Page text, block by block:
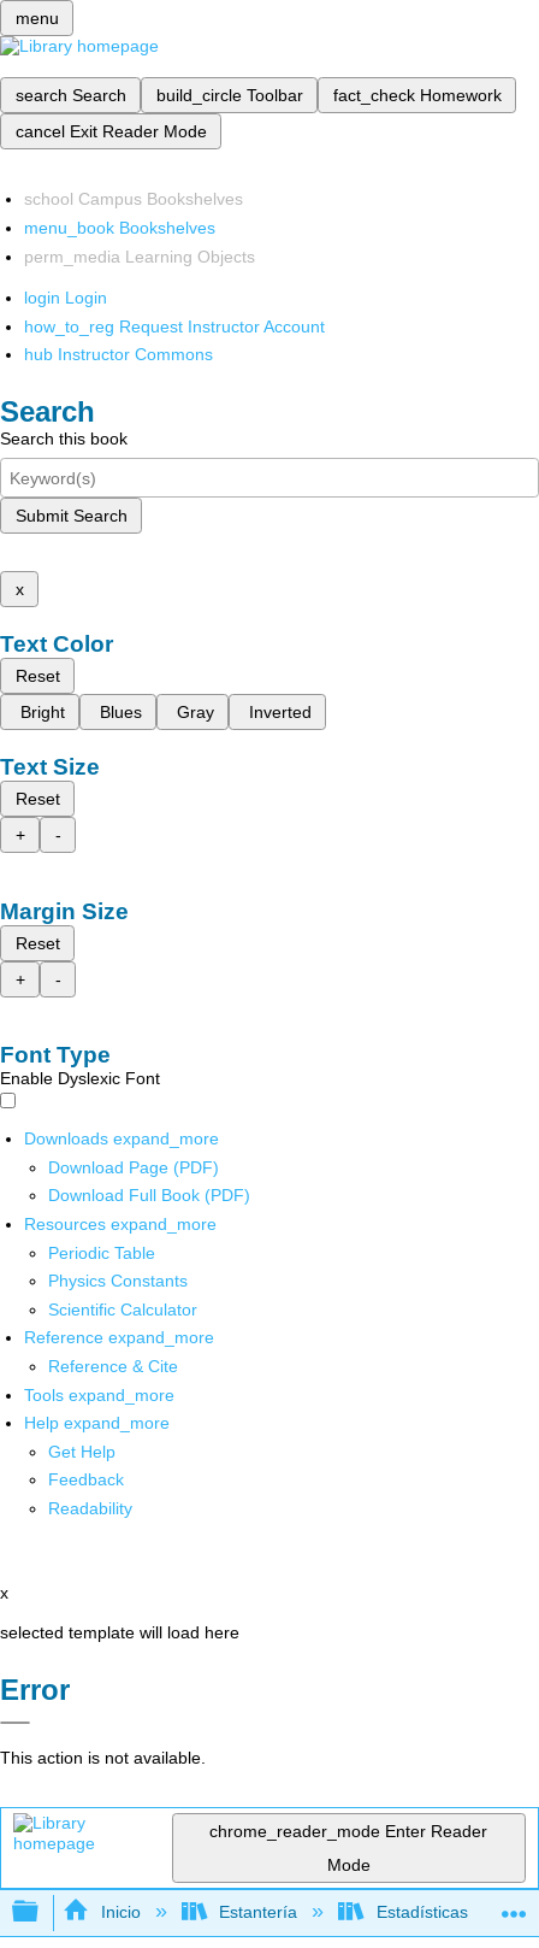
menu
search Search build_circle Toolbar fact_check Homework
cancel Exit Reader Mode
school Campus Bookshelves
menu_book Bookshelves
perm_media Learning Objects
login Login
how_to_reg Request Instructor Account
hub Instructor Commons
Search
Search this book
Submit Search
x
Text Color
Reset
Bright
Blues Gray Inverted
Text Size
Reset
+
-
Margin Size
Reset
+
-
Font Type
Enable Dyslexic Font
Downloads expand_more
Download Page (PDF)
Download Full Book (PDF)
Resources expand_more
Periodic Table
Physics Constants
Scientific Calculator
Reference expand_more
Reference & Cite
Tools expand_more
Help expand_more
Get Help
Feedback
Readability
x
selected template will load here
Error
This action is not available.
chrome_reader_mode Enter Reader
Mode
Expandir/contraer jerarquía global
Inicio Estantería Estadísticas